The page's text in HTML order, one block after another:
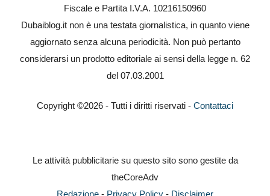
Fiscale e Partita I.V.A. 10216150960
Dubaiblog.it non è una testata giornalistica, in quanto viene
aggiornato senza alcuna periodicità. Non può pertanto
considerarsi un prodotto editoriale ai sensi della legge n. 62
del 07.03.2001
Copyright ©2026 - Tutti i diritti riservati - Contattaci
Le attività pubblicitarie su questo sito sono gestite da
theCoreAdv